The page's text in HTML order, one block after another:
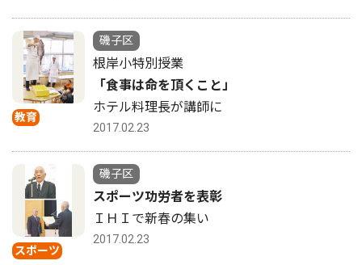
教育
磯子区
根岸小特別授業
「食事は命を頂くこと」
ホテル料理長が講師に
2017.02.23
スポーツ
磯子区
スポーツ功労者を表彰
ＩＨＩで新春の集い
2017.02.23